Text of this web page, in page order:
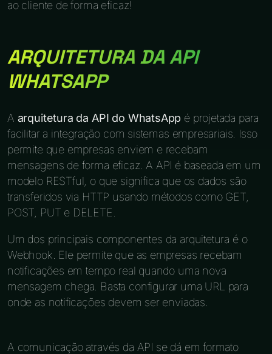
ao cliente de forma eficaz!
ARQUITETURA DA API
WHATSAPP
A arquitetura da API do WhatsApp é projetada para
facilitar a integração com sistemas empresariais. Isso
permite que empresas enviem e recebam
mensagens de forma eficaz. A API é baseada em um
modelo RESTful, o que significa que os dados são
transferidos via HTTP usando métodos como GET,
POST, PUT e DELETE.
Um dos principais componentes da arquitetura é o
Webhook. Ele permite que as empresas recebam
notificações em tempo real quando uma nova
mensagem chega. Basta configurar uma URL para
onde as notificações devem ser enviadas.
A comunicação através da API se dá em formato